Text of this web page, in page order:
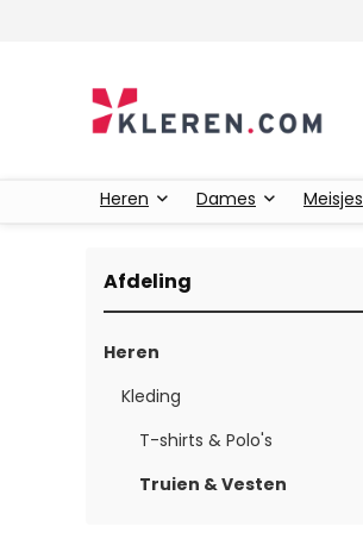
Heren Dames Meisjes
Afdeling
Heren
Kleding
T-shirts & Polo's
Truien & Vesten